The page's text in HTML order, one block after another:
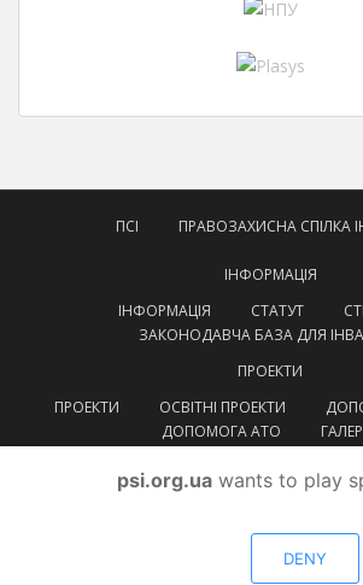
ПСІ ПРАВОЗАХИСНА СПІЛКА
ІНФОРМАЦІЯ
ІНФОРМАЦІЯ
СТАТУТ
ЗАКОНОДАВЧА БАЗА ДЛЯ
ПРОЕКТИ
ПРОЕКТИ
ОСВІТНІ ПРОЕКТИ
ДОПОМОГА АТО
Правозахисна спілка інвалідівТема від
psi.org.ua wants to play
DENY